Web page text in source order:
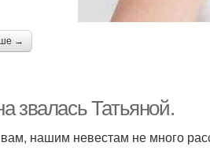
→
звалась Татьяной.
нашим невестам не много